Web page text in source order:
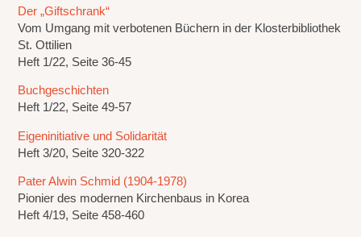
Der „Giftschrank“
Vom Umgang mit verbotenen Büchern in der Klosterbibliothek
St. Ottilien
Heft 1/22, Seite 36-45
Buchgeschichten
Heft 1/22, Seite 49-57
Eigeninitiative und Solidarität
Heft 3/20, Seite 320-322
Pater Alwin Schmid (1904-1978)
Pionier des modernen Kirchenbaus in Korea
Heft 4/19, Seite 458-460